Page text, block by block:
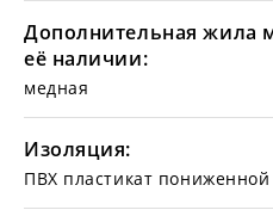
Дополнительная жила
её наличии:
медная
Изоляция:
ПВХ пластикат